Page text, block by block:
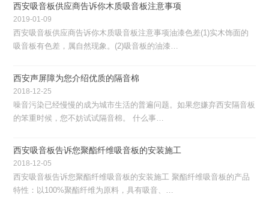
西安吸音板供应商告诉你木质吸音板注意事项
2019-01-09
西安吸音板供应商告诉你木质吸音板注意事项油漆色差(1)实木饰面的
吸音板有色差，属自然现象。(2)吸音板的油漆…
西安声屏障为您介绍优质的隔音棉
2018-12-25
噪音污染已经慢慢的成为城市生活的普遍问题。如果您嫌弃西安隔音板
的笨重时候，您不妨试试隔音棉。 什么事…
西安吸音板告诉您聚酯纤维吸音板的安装施工
2018-12-05
西安吸音板告诉您聚酯纤维吸音板的安装施工 聚酯纤维吸音板的产品
特性：以100%聚酯纤维为原料，具有吸音、…